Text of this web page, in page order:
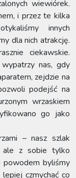
wiewiórek.
i przez te kilka
innych
dla nich atrakcję.
ciekawskie.
nas, gdy
zejdzie na
podejść na
wrzaskiem
go jako
– nasz szlak
ale z sobie tylko
powodem byliśmy
czmychać co